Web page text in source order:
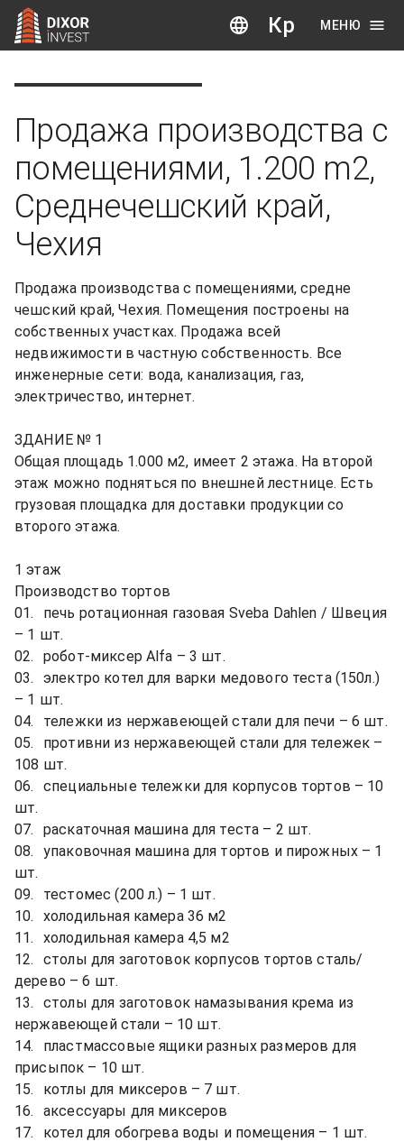
Кр МЕНЮ
Продажа производства с
помещениями, 1.200 m2,
Среднечешский край,
Чехия
Продажа производства с помещениями, средне
чешский край, Чехия. Помещения построены на
собственных участках. Продажа всей
недвижимости в частную собственность. Все
инженерные сети: вода, канализация, газ,
электричество, интернет.
ЗДАНИЕ № 1
Общая площадь 1.000 м2, имеет 2 этажа. На второй
этаж можно подняться по внешней лестнице. Есть
грузовая площадка для доставки продукции со
второго этажа.
1 этаж
Производство тортов
01.	печь ротационная газовая Sveba Dahlen / Швеция
– 1 шт.
02.	робот-миксер Alfa – 3 шт.
03.	электро котел для варки медового теста (150л.)
– 1 шт.
04.	тележки из нержавеющей стали для печи – 6 шт.
05.	противни из нержавеющей стали для тележек –
108 шт.
06.	специальные тележки для корпусов тортов – 10
шт.
07.	раскаточная машина для теста – 2 шт.
08.	упаковочная машина для тортов и пирожных – 1
шт.
09.	тестомес (200 л.) – 1 шт.
10.	холодильная камера 36 м2
11.	холодильная камера 4,5 м2
12.	столы для заготовок корпусов тортов сталь/
дерево – 6 шт.
13.	столы для заготовок намазывания крема из
нержавеющей стали – 10 шт.
14.	пластмассовые ящики разных размеров для
присыпок – 10 шт.
15.	котлы для миксеров – 7 шт.
16.	аксессуары для миксеров
17.	котел для обогрева воды и помещения – 1 шт.